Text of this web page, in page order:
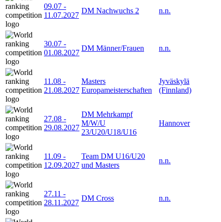
09.07 -
11.07.2027
DM Nachwuchs 2 n.n.
30.07 -
01.08.2027
DM Männer/Frauen n.n.
11.08 -
21.08.2027
Masters
Europameisterschaften
Jyväskylä
(Finnland)
27.08 -
29.08.2027
DM Mehrkampf
M/W/U
23/U20/U18/U16
Hannover
11.09 -
12.09.2027
Team DM U16/U20
und Masters
n.n.
27.11 -
28.11.2027
DM Cross n.n.